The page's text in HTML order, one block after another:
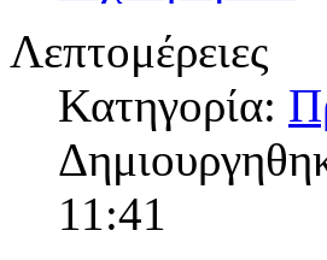
Λεπτομέρειες
Κατηγορία:
11:41